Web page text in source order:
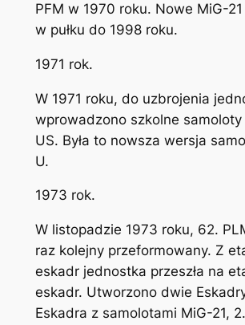
PFM w 1970 roku. Nowe MiG-21
w pułku do 1998 roku.
1971 rok.
W 1971 roku, do uzbrojenia
wprowadzono szkolne samoloty
US. Była to nowsza wersja
U.
1973 rok.
W listopadzie 1973 roku, 62.
raz kolejny przeformowany. Z
eskadr jednostka przeszła na
eskadr. Utworzono dwie
Eskadra z samolotami MiG-21,